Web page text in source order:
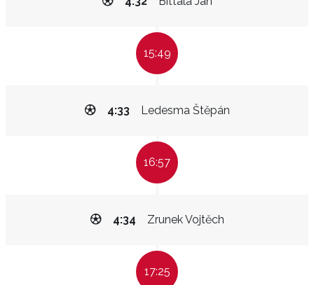
15:49
Ledesma Štěpán
4:33
16:57
Zrunek Vojtěch
4:34
17:25